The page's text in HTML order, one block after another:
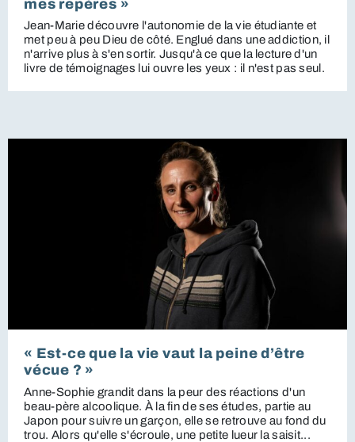
mes repères »
Jean-Marie découvre l'autonomie de la vie étudiante et
met peu à peu Dieu de côté. Englué dans une addiction, il
n'arrive plus à s'en sortir. Jusqu'à ce que la lecture d'un
livre de témoignages lui ouvre les yeux : il n'est pas seul.
« Est-ce que la vie vaut la peine d’être
vécue ? »
Anne-Sophie grandit dans la peur des réactions d'un
beau-père alcoolique. À la fin de ses études, partie au
Japon pour suivre un garçon, elle se retrouve au fond du
trou. Alors qu'elle s'écroule, une petite lueur la saisit...